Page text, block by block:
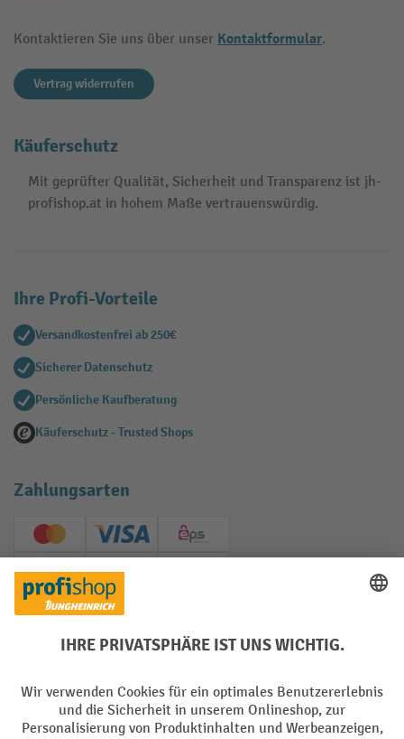
Kontaktieren Sie uns über unser Kontaktformular.
Vertrag widerrufen
Käuferschutz
Mit geprüfter Qualität, Sicherheit und Transparenz ist jh-
profishop.at in hohem Maße vertrauenswürdig.
Ihre Profi-Vorteile
Versandkostenfrei ab 250€
Sicherer Datenschutz
Persönliche Kaufberatung
Käuferschutz - Trusted Shops
Zahlungsarten
Creditcard (Master)Creditcard (Visa)
EPS
PayPal
Soziale Netzwerke